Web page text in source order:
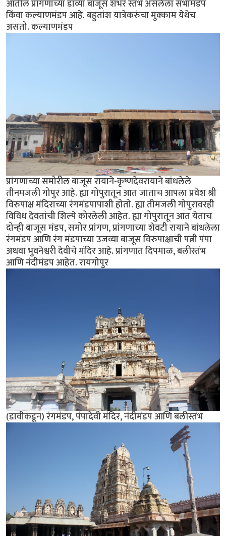
आतील प्रांगणाच्या डाव्या बाजूस शंभर स्तंभ असलेला सभामंडप
किंवा कल्याणमंडप आहे. बहुतांश यात्रेकरुंचा मुक्काम येथेच
असतो. कल्याणमंडप
प्रांगणाच्या समोरील बाजूस रायाने-कृष्णदेवरायाने बांधलेले
तीनमजली गोपुर आहे. ह्या गोपुरातून आत जाताच आपला प्रवेश श्री
विरुपाक्ष मंदिराच्या रंगमंडपापाशी होतो. ह्या तीमजली गोपुरावरही
विविध देवतांची शिल्पे कोरलेली आहेत. ह्या गोपुरातून आत येताच
दोन्ही बाजूस मंडप, समोर प्रांगण, प्रांगणाच्या शेवटी रायाने बांधलेला
रंगमंडप आणि रंग मंडपाच्या उजव्या बाजूस विरुपाक्षाची पत्नी पंपा
अथवा भुवनेश्वरी देवीचे मंदिर आहे. प्रांगणात दिपमाळ, बलीस्तंभ
आणि नंदीमंडप आहेत. रायगोपुर
(डावीकडून) रंगमंडप, पंपादेवी मंदिर, नंदीमंडप आणि बलीस्तंभ